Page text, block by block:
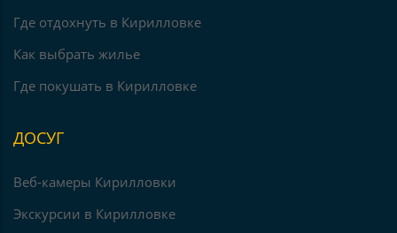
Где отдохнуть в Кирилловке
Как выбрать жилье
Где покушать в Кирилловке
ДОСУГ
Веб-камеры Кирилловки
Экскурсии в Кирилловке